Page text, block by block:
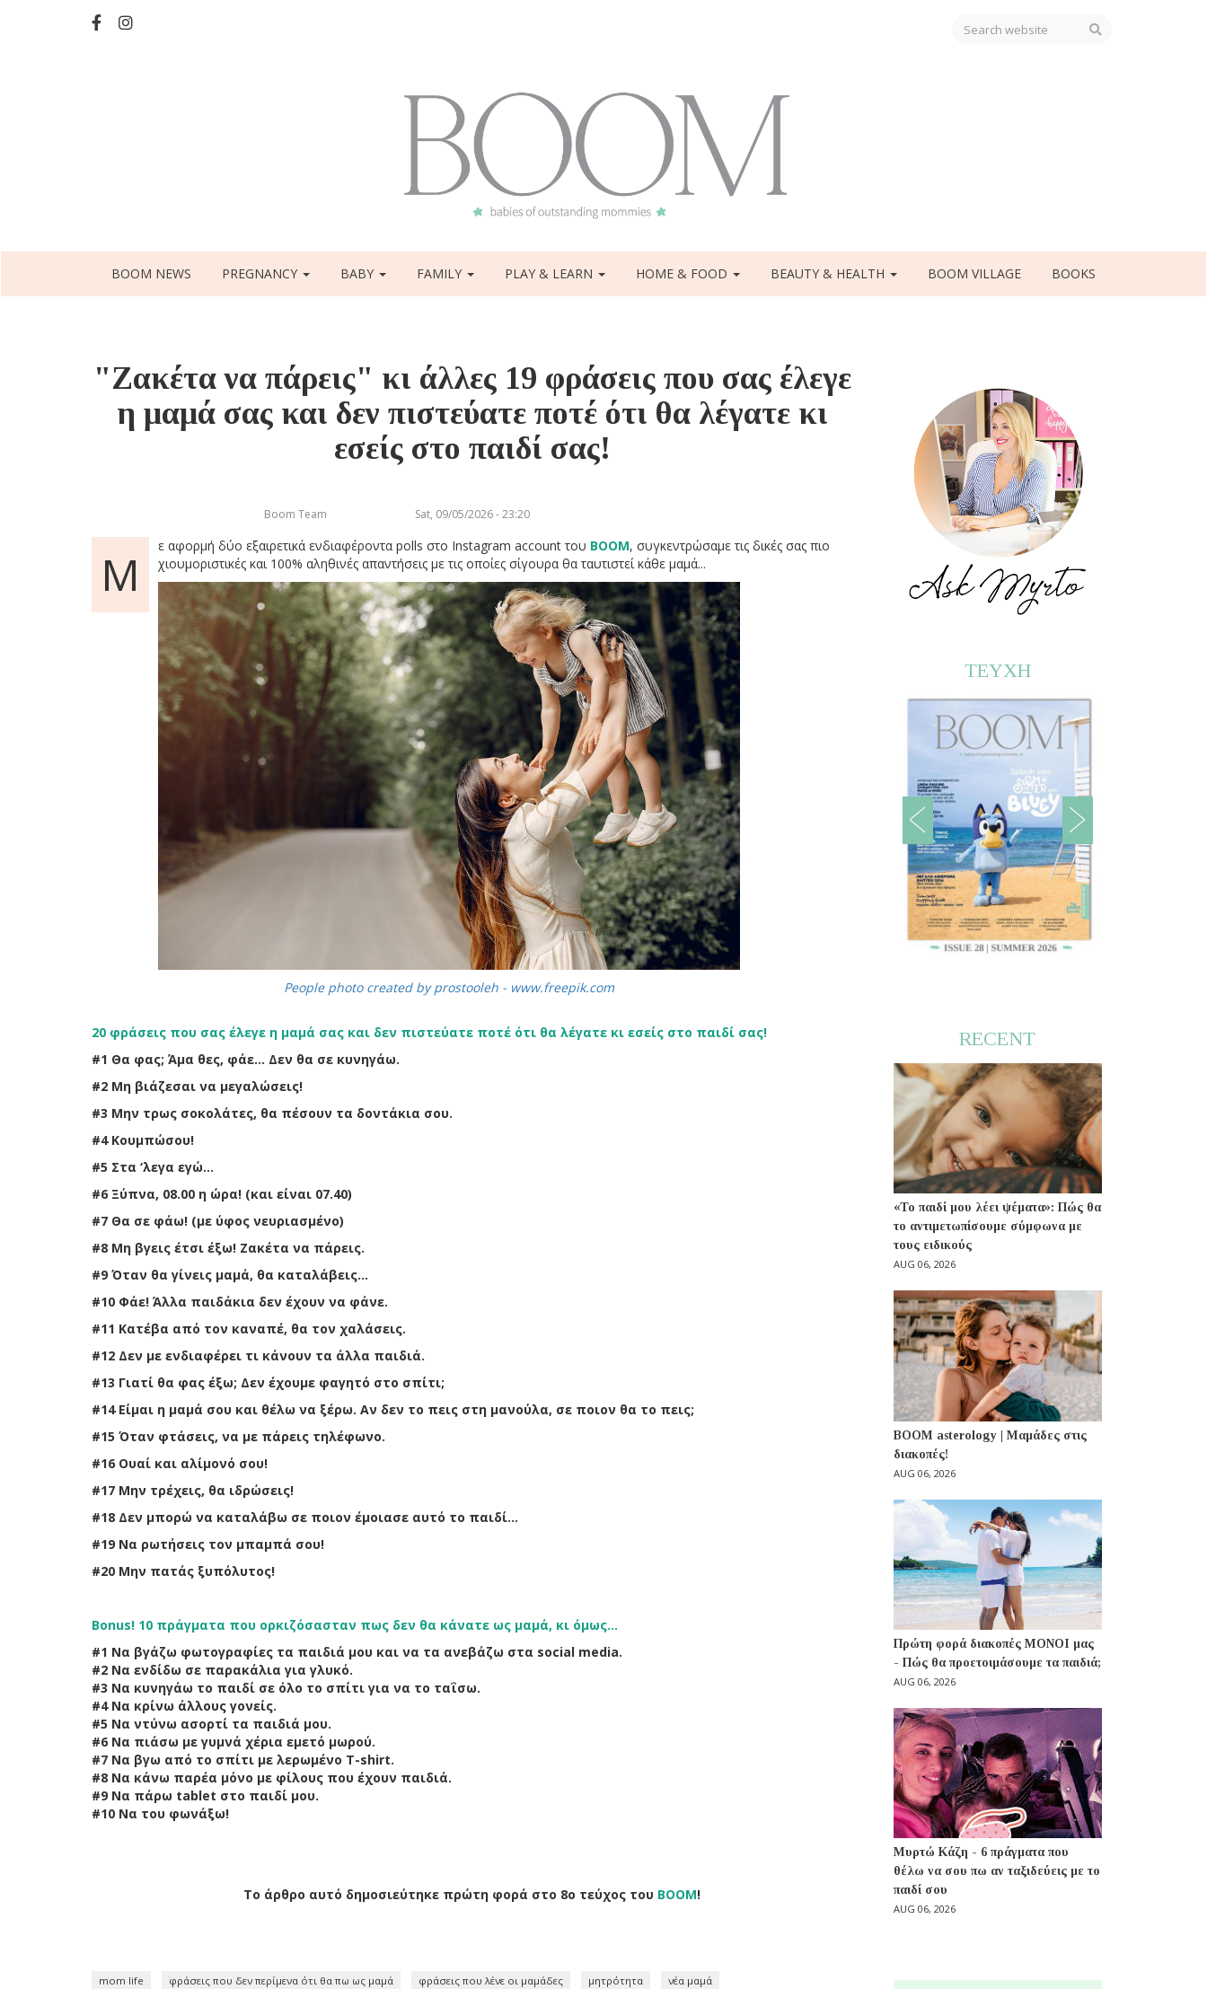
navigation
BOOM NEWS PREGNANCY BABY FAMILY PLAY & LEARN HOME & FOOD BEAUTY & HEALTH BOOM VILLAGE BOOKS
"Ζακέτα να πάρεις" κι άλλες 19 φράσεις που σας έλεγε
η μαμά σας και δεν πιστεύατε ποτέ ότι θα λέγατε κι
εσείς στο παιδί σας!
Boom Team Sat, 09/05/2026 - 23:20
Μ ε αφορμή δύο εξαιρετικά ενδιαφέροντα polls στο Instagram account του BOOM, συγκεντρώσαμε τις δικές σας πιο
χιουμοριστικές και 100% αληθινές απαντήσεις με τις οποίες σίγουρα θα ταυτιστεί κάθε μαμά...
People photo created by prostooleh - www.freepik.com
20 φράσεις που σας έλεγε η μαμά σας και δεν πιστεύατε ποτέ ότι θα λέγατε κι εσείς στο παιδί σας!
#1 Θα φας; Άμα θες, φάε… Δεν θα σε κυνηγάω.
#2 Μη βιάζεσαι να μεγαλώσεις!
#3 Μην τρως σοκολάτες, θα πέσουν τα δοντάκια σου.
#4 Κουμπώσου!
#5 Στα ‘λεγα εγώ…
#6 Ξύπνα, 08.00 η ώρα! (και είναι 07.40)
#7 Θα σε φάω! (με ύφος νευριασμένο)
#8 Μη βγεις έτσι έξω! Ζακέτα να πάρεις.
#9 Όταν θα γίνεις μαμά, θα καταλάβεις…
#10 Φάε! Άλλα παιδάκια δεν έχουν να φάνε.
#11 Κατέβα από τον καναπέ, θα τον χαλάσεις.
#12 Δεν με ενδιαφέρει τι κάνουν τα άλλα παιδιά.
#13 Γιατί θα φας έξω; Δεν έχουμε φαγητό στο σπίτι;
#14 Είμαι η μαμά σου και θέλω να ξέρω. Αν δεν το πεις στη μανούλα, σε ποιον θα το πεις;
#15 Όταν φτάσεις, να με πάρεις τηλέφωνο.
#16 Ουαί και αλίμονό σου!
#17 Μην τρέχεις, θα ιδρώσεις!
#18 Δεν μπορώ να καταλάβω σε ποιον έμοιασε αυτό το παιδί...
#19 Να ρωτήσεις τον μπαμπά σου!
#20 Μην πατάς ξυπόλυτος!
Bonus! 10 πράγματα που ορκιζόσασταν πως δεν θα κάνατε ως μαμά, κι όμως...
#1 Να βγάζω φωτογραφίες τα παιδιά μου και να τα ανεβάζω στα social media.
#2 Να ενδίδω σε παρακάλια για γλυκό.
#3 Να κυνηγάω το παιδί σε όλο το σπίτι για να το ταΐσω.
#4 Να κρίνω άλλους γονείς.
#5 Να ντύνω ασορτί τα παιδιά μου.
#6 Να πιάσω με γυμνά χέρια εμετό μωρού.
#7 Να βγω από το σπίτι με λερωμένο T-shirt.
#8 Να κάνω παρέα μόνο με φίλους που έχουν παιδιά.
#9 Να πάρω tablet στο παιδί μου.
#10 Να του φωνάξω!
Το άρθρο αυτό δημοσιεύτηκε πρώτη φορά στο 8ο τεύχος του BOOM!
mom life φράσεις που δεν περίμενα ότι θα πω ως μαμά φράσεις που λένε οι μαμάδες μητρότητα νέα μαμά
ΤΕΥΧΗ
RECENT
«Το παιδί μου λέει ψέματα»: Πώς θα
το αντιμετωπίσουμε σύμφωνα με
τους ειδικούς
AUG 06, 2026
BOOM asterology | Μαμάδες στις
διακοπές!
AUG 06, 2026
Πρώτη φορά διακοπές ΜΟΝΟΙ μας
- Πώς θα προετοιμάσουμε τα παιδιά;
AUG 06, 2026
Μυρτώ Κάζη - 6 πράγματα που
θέλω να σου πω αν ταξιδεύεις με το
παιδί σου
AUG 06, 2026